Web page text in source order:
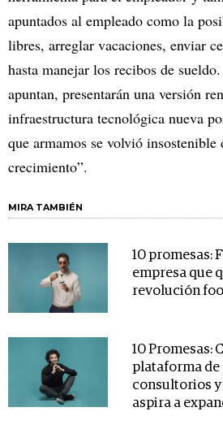
apuntados al empleado como la
libres, arreglar vacaciones, enviar
hasta manejar los recibos de
apuntan, presentarán una versión
infraestructura tecnológica nueva
que armamos se volvió insostenible
crecimiento”.
MIRA TAMBIÉN
10 promesas:
empresa que
revolución
10 Promesas:
plataforma de
consultorios y
aspira a